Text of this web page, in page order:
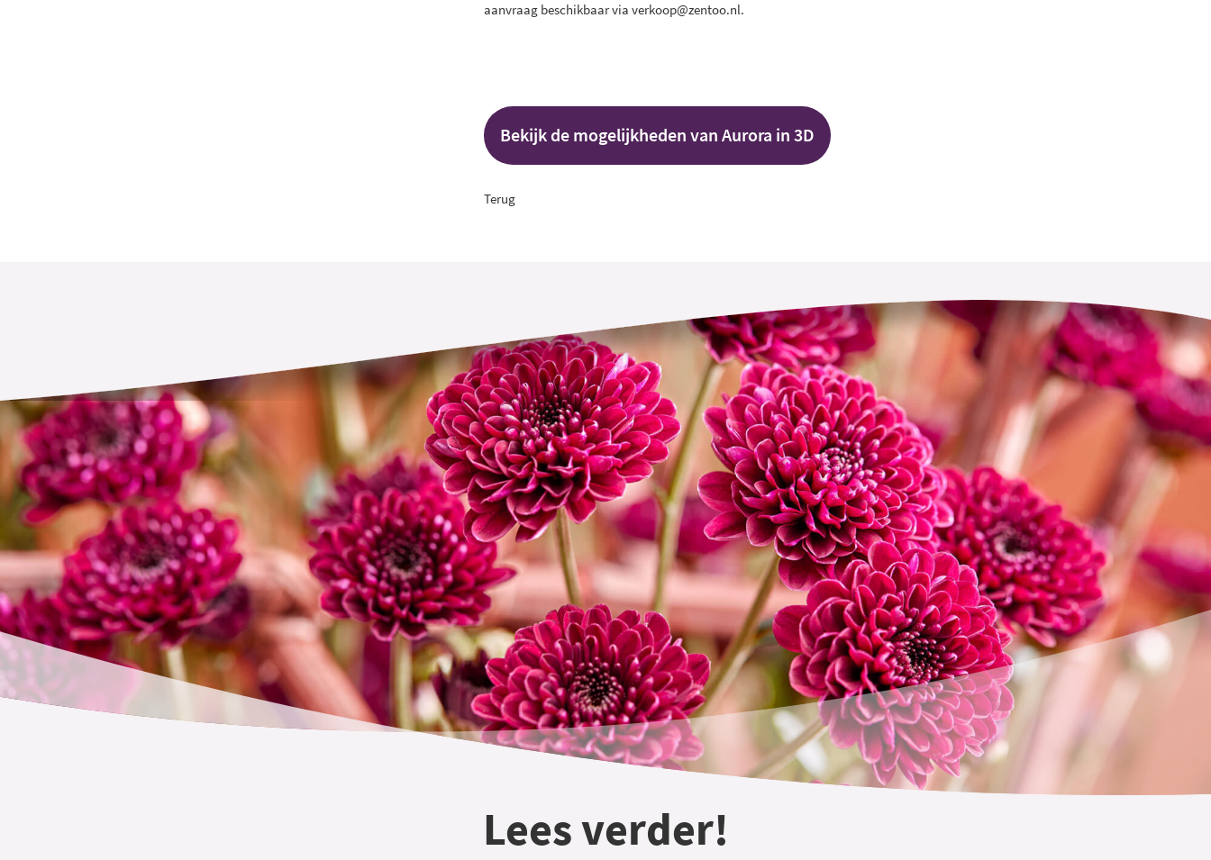
aanvraag beschikbaar via verkoop@zentoo.nl.
Bekijk de mogelijkheden van Aurora in 3D
Terug
Lees verder!